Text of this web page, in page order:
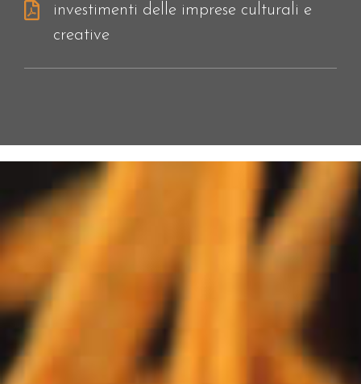
investimenti delle imprese culturali e
creative